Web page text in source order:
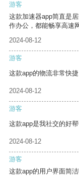
游客
这款加速器app简直是
作办公，都能畅享高速
2024-08-12
游客
这款app的物流非常快
2024-08-12
游客
这款app是我社交的好
2024-08-12
游客
这款app的用户界面简